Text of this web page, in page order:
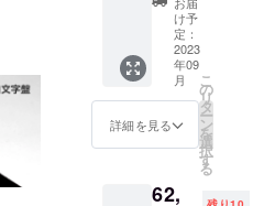
白.黒
時計本
体/ステ
ンレス
色.イエ
ド色.ピ
ンク
ング
ケース/
横37ｃ
ｍ×縦28
ｃｍ×厚
ｍ ・素
材：時
レスス
収める
キャ
リー
バッグ
・数
量：1
・商品
直径4.5
ト
３．時
計ケー
ス、ダ
イアル
＆針
プ
引き】
・商品
ジャン
ル（手
巻き時
計組立
てキッ
ト） ・
け予
定：
2023
年09
月
詳細を見る
こ
の
リ
タ
ー
ン
を
選
択
す
る
62,